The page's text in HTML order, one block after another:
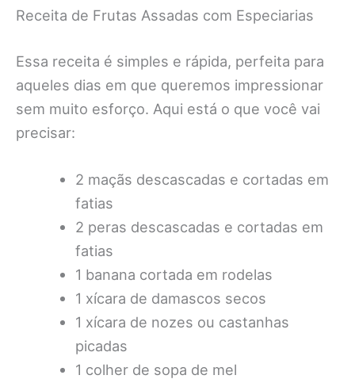
Receita de Frutas Assadas com Especiarias
Essa receita é simples e rápida, perfeita para
aqueles dias em que queremos impressionar
sem muito esforço. Aqui está o que você vai
precisar:
2 maçãs descascadas e cortadas em
fatias
2 peras descascadas e cortadas em
fatias
1 banana cortada em rodelas
1 xícara de damascos secos
1 xícara de nozes ou castanhas
picadas
1 colher de sopa de mel